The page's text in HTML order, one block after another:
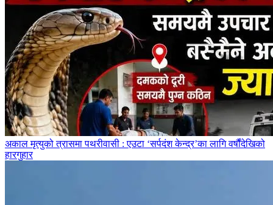
अकाल मृत्युको त्रासमा पथरीवासी : एउटा ‘सर्पदंश केन्द्र’का लागि वर्षौंदेखिको
हारगुहार